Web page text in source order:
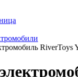
RiverToys